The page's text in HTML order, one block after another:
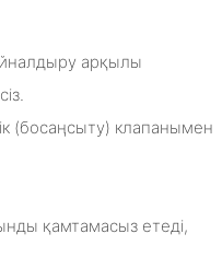
арқылы
(босаңсыту) клапанымен
қамтамасыз етеді,